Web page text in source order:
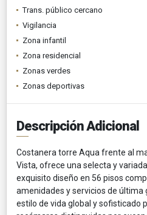
Trans. público cercano
Vigilancia
Zona infantil
Zona residencial
Zonas verdes
Zonas deportivas
Descripción Adicional
Costanera torre Aqua frente al
Vista, ofrece una selecta y
exquisito diseño en 56 pisos
amenidades y servicios de última
estilo de vida global y sofisticado